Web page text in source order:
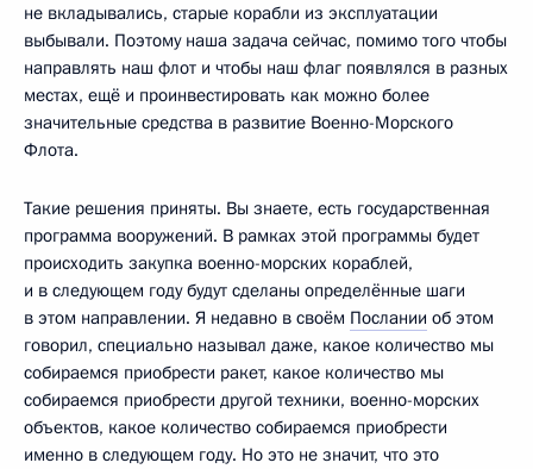
не вкладывались, старые корабли из эксплуатации
выбывали. Поэтому наша задача сейчас, помимо того чтобы
направлять наш флот и чтобы наш флаг появлялся в разных
местах, ещё и проинвестировать как можно более
значительные средства в развитие Военно-Морского
Флота.
Такие решения приняты. Вы знаете, есть государственная
программа вооружений. В рамках этой программы будет
происходить закупка военно-морских кораблей,
и в следующем году будут сделаны определённые шаги
в этом направлении. Я недавно в своём Послании об этом
говорил, специально называл даже, какое количество мы
собираемся приобрести ракет, какое количество мы
собираемся приобрести другой техники, военно-морских
объектов, какое количество собираемся приобрести
именно в следующем году. Но это не значит, что это